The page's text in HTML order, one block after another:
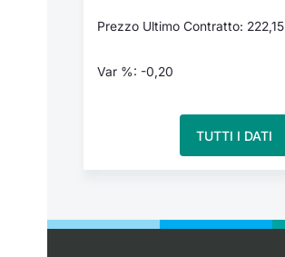
Prezzo Ultimo Contratto: 222,15
Var %: -0,20
TUTTI I DATI